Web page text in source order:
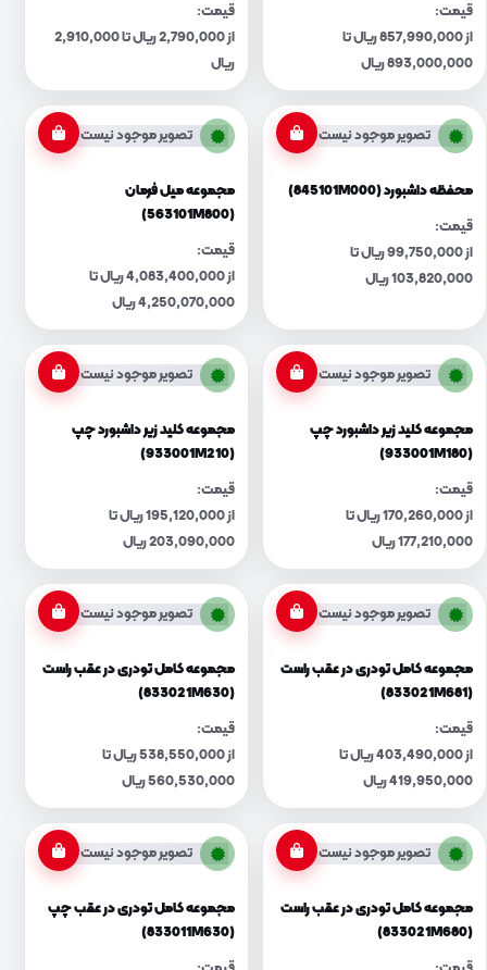
قیمت:
از 857,990,000 ریال تا
893,000,000 ریال
قیمت:
از 2,790,000 ریال تا 2,910,000
ریال
تصویر موجود نیست
محفظه داشبورد (845101M000)
قیمت:
از 99,750,000 ریال تا
103,820,000 ریال
تصویر موجود نیست
مجموعه میل فرمان
(563101M800)
قیمت:
از 4,083,400,000 ریال تا
4,250,070,000 ریال
تصویر موجود نیست
مجموعه کلید زیر داشبورد چپ
(933001M180)
قیمت:
از 170,260,000 ریال تا
177,210,000 ریال
تصویر موجود نیست
مجموعه کلید زیر داشبورد چپ
(933001M210)
قیمت:
از 195,120,000 ریال تا
203,090,000 ریال
تصویر موجود نیست
مجموعه کامل تودری در عقب راست
(833021M681)
قیمت:
از 403,490,000 ریال تا
419,950,000 ریال
تصویر موجود نیست
مجموعه کامل تودری در عقب راست
(833021M630)
قیمت:
از 538,550,000 ریال تا
560,530,000 ریال
تصویر موجود نیست
مجموعه کامل تودری در عقب راست
(833021M680)
تصویر موجود نیست
مجموعه کامل تودری در عقب چپ
(833011M630)